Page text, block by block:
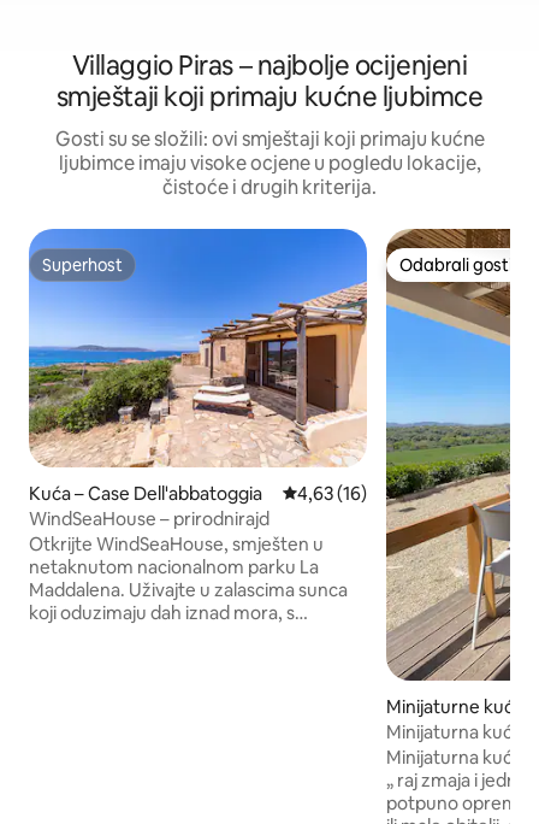
Villaggio Piras – najbolje ocijenjeni
smještaji koji primaju kućne ljubimce
Gosti su se složili: ovi smještaji koji primaju kućne
ljubimce imaju visoke ocjene u pogledu lokacije,
čistoće i drugih kriterija.
Superhost
Superhost
Kuća – Case Dell'abbatoggia Prosječna ocjena: 4,63/5,
4,63 (16)
WindSeaHouse – prirodnirajd
Otkrijte WindSeaHouse, smješten u
netaknutom nacionalnom parku La
Maddalena. Uživajte u zalascima sunca
koji oduzimaju dah iznad mora, s
Odabrali gosti
Odabrali gosti
Minijaturne kuće
Minijaturna kuća
Minijaturna kuća
„ raj zmaja i jedrenja na
potpuno opremljen. Savršeno za